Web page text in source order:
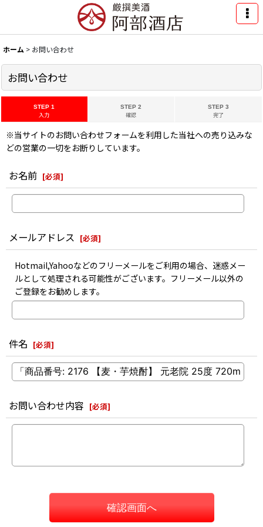
ホーム > お問い合わせ
お問い合わせ
STEP 1
入力
STEP 2
確認
STEP 3
完了
※当サイトのお問い合わせフォームを利用した当社への売り込みな
どの営業の一切をお断りしています。
お名前 [必須]
メールアドレス [必須]
Hotmail,Yahooなどのフリーメールをご利用の場合、迷惑メー
ルとして処理される可能性がございます。フリーメール以外の
ご登録をお勧めします。
件名 [必須]
お問い合わせ内容 [必須]
確認画面へ